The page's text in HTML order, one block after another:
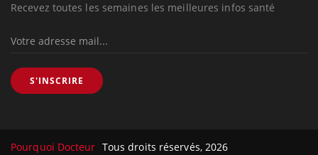
Recevez toutes les semaines les meilleures infos santé
S'INSCRIRE
Pourquoi Docteur Tous droits réservés, 2026